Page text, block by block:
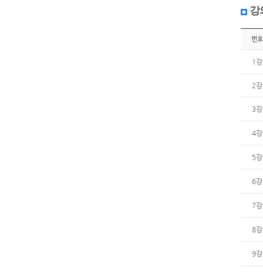
강
번호
1강
2강
3강
4강
5강
6강
7강
8강
9강